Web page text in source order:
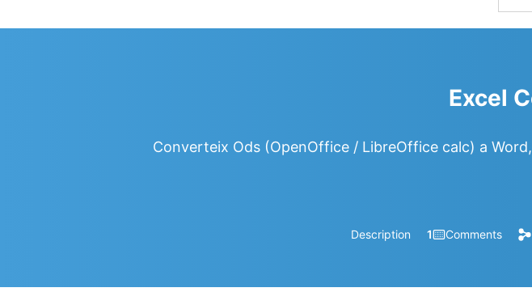
Excel
Converteix Ods (OpenOffice / LibreOffice calc) a
Description 1 Comments